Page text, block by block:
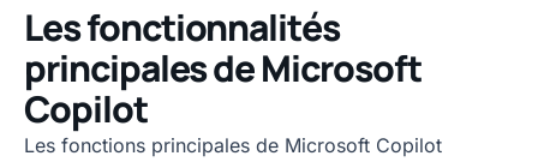
Les fonctionnalités
principales de Microsoft
Copilot
Les fonctions principales de Microsoft Copilot